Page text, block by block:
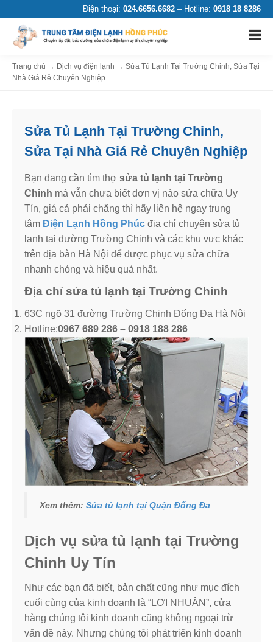
Điện thoại: 024.6656.6682 – Hotline: 0918 18 8286
Trang chủ → Dịch vụ điện lạnh → Sửa Tủ Lạnh Tại Trường Chinh, Sửa Tại
Nhà Giá Rẻ Chuyên Nghiệp
Sửa Tủ Lạnh Tại Trường Chinh,
Sửa Tại Nhà Giá Rẻ Chuyên Nghiệp
Bạn đang cần tìm thợ sửa tủ lạnh tại Trường
Chinh mà vẫn chưa biết đơn vị nào sửa chữa Uy
Tín, giá cả phải chăng thì hãy liên hệ ngay trung
tâm Điện Lạnh Hồng Phúc địa chỉ chuyên sửa tủ
lạnh tại đường Trường Chinh và các khu vực khác
trên địa bàn Hà Nội để được phục vụ sửa chữa
nhanh chóng và hiệu quả nhất.
Địa chỉ sửa tủ lạnh tại Trường Chinh
63C ngõ 31 đường Trường Chinh Đống Đa Hà Nội
Hotline:0967 689 286 – 0918 188 286
Xem thêm: Sửa tủ lạnh tại Quận Đống Đa
Dịch vụ sửa tủ lạnh tại Trường
Chinh Uy Tín
Như các bạn đã biết, bản chất cũng như mục đích
cuối cùng của kinh doanh là “LỢI NHUẬN”, cửa
hàng chúng tôi kinh doanh cũng không ngoại trừ
vấn đề này. Nhưng chúng tôi phát triển kinh doanh